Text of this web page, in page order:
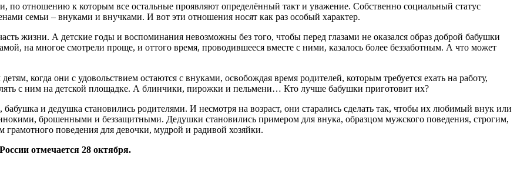
по отношению к которым все остальные проявляют определённый такт и уважение. Собственно социальный статус
семьи – внуками и внучками. И вот эти отношения носят как раз особый характер.
жизни. А детские годы и воспоминания невозможны без того, чтобы перед глазами не оказался образ доброй бабушки
на многое смотрели проще, и оттого время, проводившееся вместе с ними, казалось более беззаботным. А что может
когда они с удовольствием остаются с внуками, освобождая время родителей, которым требуется ехать на работу,
с ним на детской площадке. А блинчики, пирожки и пельмени… Кто лучше бабушки приготовит их?
и дедушка становились родителями. И несмотря на возраст, они старались сделать так, чтобы их любимый внук или
брошенными и беззащитными. Дедушки становились примером для внука, образцом мужского поведения, строгим,
поведения для девочки, мудрой и радивой хозяйки.
отмечается 28 октября.